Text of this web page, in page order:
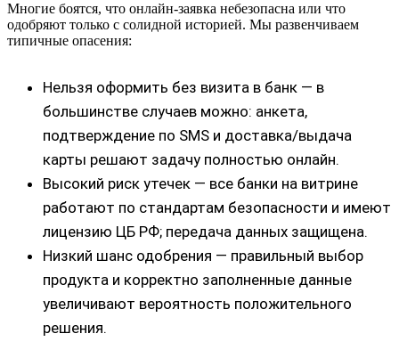
Многие боятся, что онлайн‑заявка небезопасна или что
одобряют только с солидной историей. Мы развенчиваем
типичные опасения:
Нельзя оформить без визита в банк — в
большинстве случаев можно: анкета,
подтверждение по SMS и доставка/выдача
карты решают задачу полностью онлайн.
Высокий риск утечек — все банки на витрине
работают по стандартам безопасности и имеют
лицензию ЦБ РФ; передача данных защищена.
Низкий шанс одобрения — правильный выбор
продукта и корректно заполненные данные
увеличивают вероятность положительного
решения.